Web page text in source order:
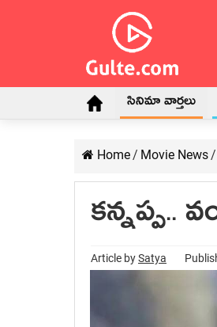
సినిమా వార్తలు
Home/ Movie News/
కన్నప్ప..
Article bySatya